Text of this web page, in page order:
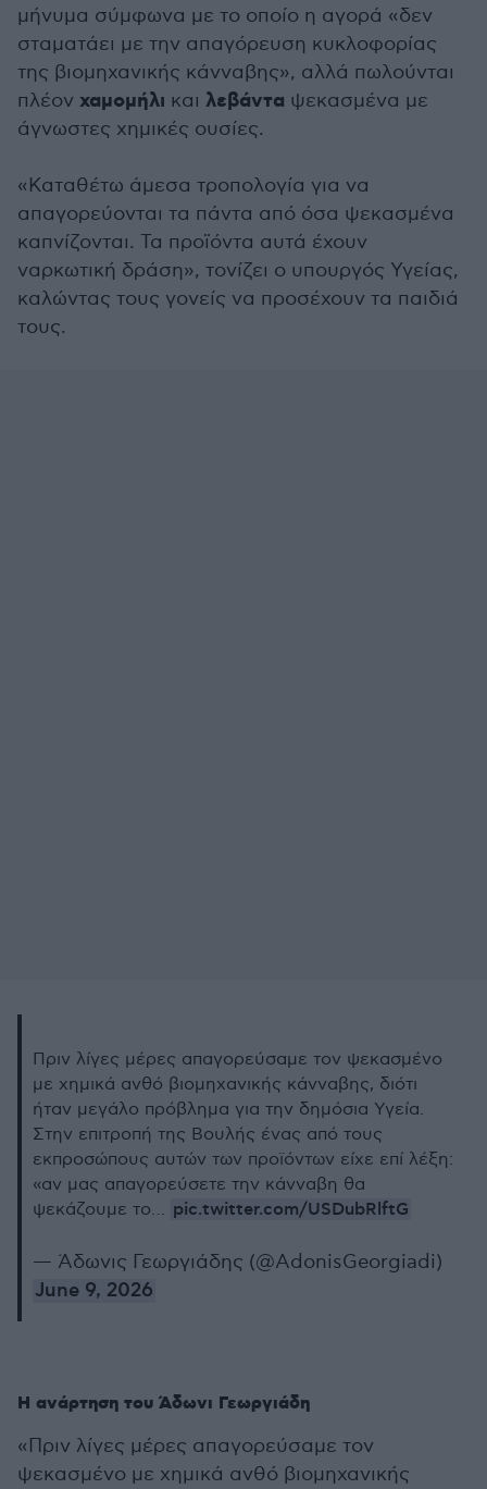
μήνυμα σύμφωνα με το οποίο η αγορά «δεν
σταματάει με την απαγόρευση κυκλοφορίας
της βιομηχανικής κάνναβης», αλλά πωλούνται
πλέον χαμομήλι και λεβάντα ψεκασμένα με
άγνωστες χημικές ουσίες.
«Καταθέτω άμεσα τροπολογία για να
απαγορεύονται τα πάντα από όσα ψεκασμένα
καπνίζονται. Τα προϊόντα αυτά έχουν
ναρκωτική δράση», τονίζει ο υπουργός Υγείας,
καλώντας τους γονείς να προσέχουν τα παιδιά
τους.
Πριν λίγες μέρες απαγορεύσαμε τον ψεκασμένο
με χημικά ανθό βιομηχανικής κάνναβης, διότι
ήταν μεγάλο πρόβλημα για την δημόσια Υγεία.
Στην επιτροπή της Βουλής ένας από τους
εκπροσώπους αυτών των προϊόντων είχε επί λέξη:
«αν μας απαγορεύσετε την κάνναβη θα
ψεκάζουμε το… pic.twitter.com/USDubRlftG
— Άδωνις Γεωργιάδης (@AdonisGeorgiadi)
June 9, 2026
Η ανάρτηση του Άδωνι Γεωργιάδη
«Πριν λίγες μέρες απαγορεύσαμε τον
ψεκασμένο με χημικά ανθό βιομηχανικής